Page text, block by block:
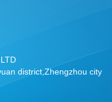
district,Zhengzhou city